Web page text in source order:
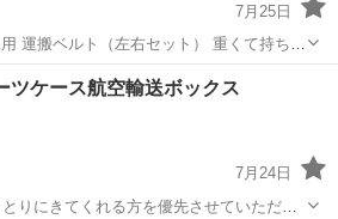
7月25日
運搬ベルト（左右セット） 重くて持ちに
うにして一人でラクに運べる便利な運搬
しや模様替え、掃除の際の移動など、
痛い」「...
ツケース航空輸送ボックス
7月24日
りにきてくれる方を優先させていただき